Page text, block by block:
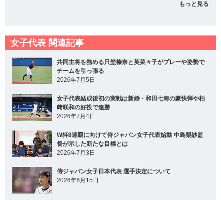
もっと見る
女子代表 関連記事
共同主将を務める只埜榛奈と英菜々子がプレーや姿勢で
チームを引っ張る
2026年7月5日
女子代表結成後初の実戦は新婚・和田七海の豪快弾や柏
﨑咲和の好投で連勝
2026年7月4日
W杯8連覇に向けて侍ジャパン女子代表始動 中島梨紗監
督が示した新たな目標とは
2026年7月3日
侍ジャパン女子日本代表 選手決定について
2026年6月15日